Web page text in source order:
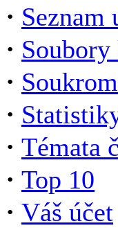
· Seznam
· Soubory
·
·
· Témata
· Top 10
· Váš účet